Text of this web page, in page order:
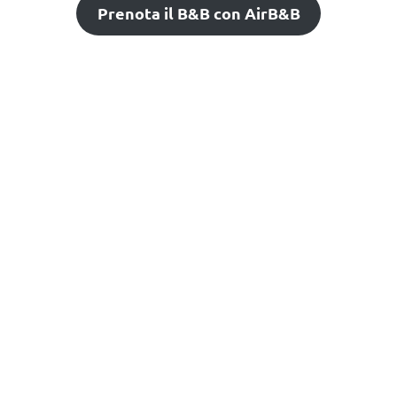
Prenota il B&B con AirB&B